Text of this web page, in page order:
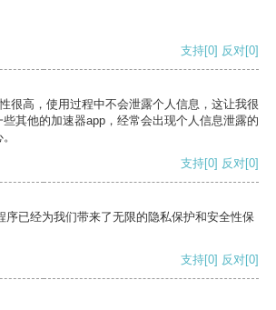
支持[0] 反对[0]
很高，使用过程中不会泄露个人信息，这让我很
其他的加速器app，经常会出现个人信息泄露的
支持[0] 反对[0]
序已经为我们带来了无限的隐私保护和安全性保
支持[0] 反对[0]